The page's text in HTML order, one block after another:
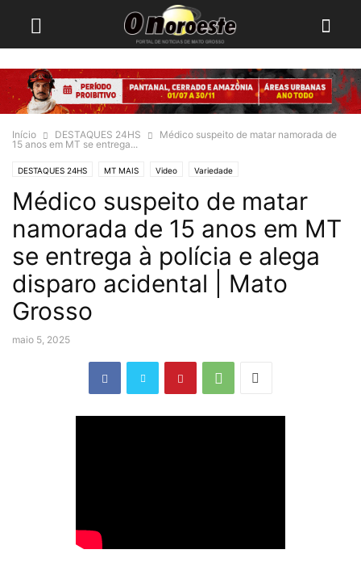
Início DESTAQUES 24HS
Médico suspeito de matar namorada de
15 anos em MT se entrega...
DESTAQUES 24HS MT MAIS Video Variedade
Médico suspeito de matar
namorada de 15 anos em MT
se entrega à polícia e alega
disparo acidental | Mato
Grosso
maio 5, 2025